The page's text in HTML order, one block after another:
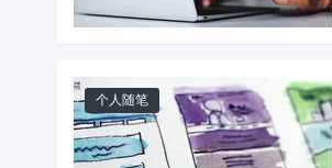
个人随笔